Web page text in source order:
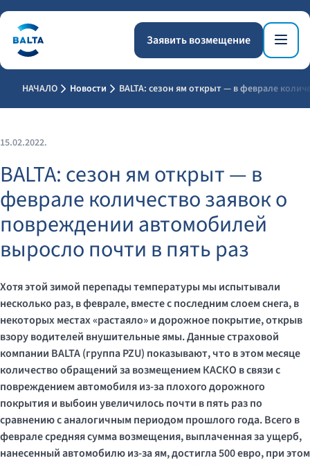
Заявить возмещение
НАЧАЛО Новости BALTA: сезон ям открыт — в феврале
15.02.2022.
BALTA: сезон ям открыт — в
феврале количество заявок о
повреждении автомобилей
выросло почти в пять раз
Хотя этой зимой перепады температуры мы испытывали
несколько раз, в феврале, вместе с последним слоем снега, в
некоторых местах«растаяло»и дорожное покрытие, открыв
взору водителей внушительные ямы. Данные страховой
компании BALTA(группа PZU) показывают, что в этом месяце
количество обращений за возмещением КАСКО в связи с
повреждением автомобиля из-за плохого дорожного
покрытия и выбоин увеличилось почти в пять раз по
сравнению с аналогичным периодом прошлого года. Всего в
феврале средняя сумма возмещения, выплаченная за ущерб,
нанесенный автомобилю из-за ям, достигла 500 евро, при этом